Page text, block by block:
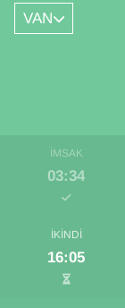
VAN
İMSAK
03:34
İKINDI
16:05